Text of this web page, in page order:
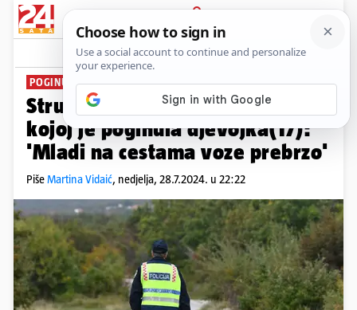
PRIJAVA
News Komentari
POGINULA DJEVOJKA
Stručnjak o prometnoj nesreći u
kojoj je poginula djevojka(17):
'Mladi na cestama voze prebrzo'
PišeMartina Vidaić, nedjelja, 28.7.2024. u 22:22